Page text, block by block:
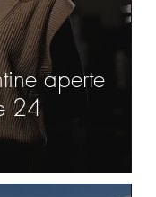
aperte
24